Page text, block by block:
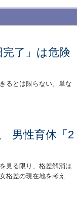
了」は危険
るとは限らない。単な
男性育休「2
見る限り、格差解消は
格差の現在地を考え